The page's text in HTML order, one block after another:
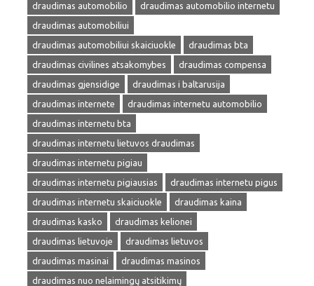
draudimas automobilio
draudimas automobilio internetu
draudimas automobiliui
draudimas automobiliui skaiciuokle
draudimas bta
draudimas civilines atsakomybes
draudimas compensa
draudimas gjensidige
draudimas i baltarusija
draudimas internete
draudimas internetu automobilio
draudimas internetu bta
draudimas internetu lietuvos draudimas
draudimas internetu pigiau
draudimas internetu pigiausias
draudimas internetu pigus
draudimas internetu skaiciuokle
draudimas kaina
draudimas kasko
draudimas kelionei
draudimas lietuvoje
draudimas lietuvos
draudimas masinai
draudimas masinos
draudimas nuo nelaimingų atsitikimų